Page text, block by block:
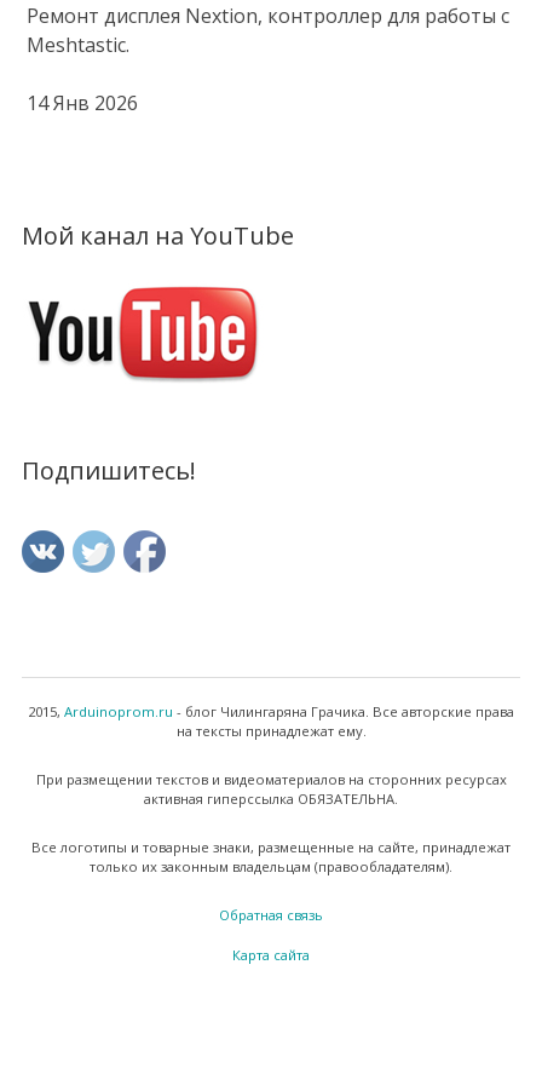
Ремонт дисплея Nextion, контроллер для работы с
Meshtastic.
14 Янв 2026
Мой канал на YouTube
Подпишитесь!
2015, Arduinoprom.ru - блог Чилингаряна Грачика. Все авторские права
на тексты принадлежат ему.
При размещении текстов и видеоматериалов на сторонних ресурсах
активная гиперссылка ОБЯЗАТЕЛЬНА.
Все логотипы и товарные знаки, размещенные на сайте, принадлежат
только их законным владельцам (правообладателям).
Обратная связь
Карта сайта